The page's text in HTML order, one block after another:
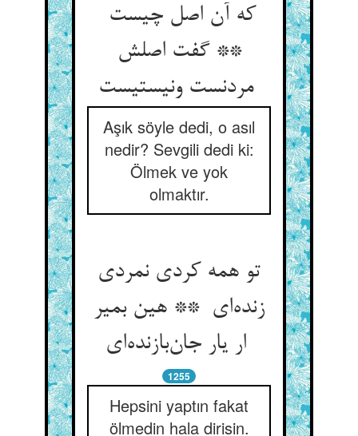
که آن اصل چیست
** گفت اصلش
مردنست ونیستیست
Aşık söyle dedi, o asıl
nedir? Sevgili dedi ki:
Ölmek ve yok
olmaktır.
تو همه کردی نمردی
زنده‌ای ** هین بمیر
1255
Hepsini yaptın fakat
ölmedin hala dirisin.